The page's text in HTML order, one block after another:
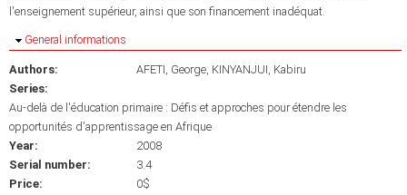
l'enseignement supérieur, ainsi que son financement inadéquat.
Hide
General informations
Authors: AFETI, George KINYANJUI, Kabiru
Series:
Au-delà de l'éducation primaire : Défis et approches pour étendre les
opportunités d'apprentissage en Afrique
Year:
2008
Serial number:
3.4
Price:
0$